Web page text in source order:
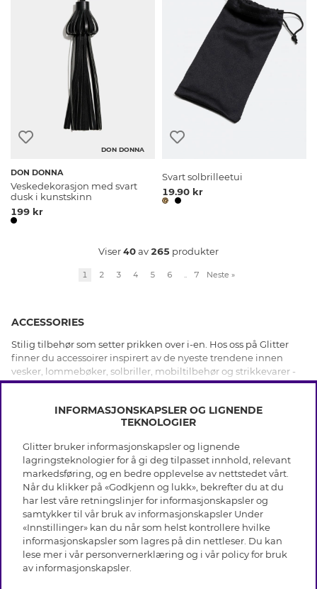
DON DONNA
DON DONNA
Veskedekorasjon med svart
dusk i kunstskinn
199 kr
Svart solbrilleetui
19.90 kr
Viser40av265 produkter
1 2 3 4 5 6 .. 7 Neste »
ACCESSORIES
Stilig tilbehør som setter prikken over i-en. Hos oss på Glitter
finner du accessoirer inspirert av de nyeste trendene innen
vesker, lommebøker, solbriller, mobiltilbehør og strikkevarer -
avhengig av sesongen. Under accessories finner du også våre
INFO
Vilkår
Personvern
Cookies
Medlemsvilkår
Jobb hos Glitter
Tilbakekalling
Gavekort saldo
OM GLITTER
Black Friday
Våre butikker
Varemerker
Selskapets historie
HJELP
Vanlige spørsmål
Kundeservice
INFORMASJONSKAPSLER OG LIGNENDE
TEKNOLOGIER
Glitter bruker informasjonskapsler og lignende
lagringsteknologier for å gi deg tilpasset innhold, relevant
markedsføring, og en bedre opplevelse av nettstedet vårt.
Når du klikker på «Godkjenn og lukk», bekrefter du at du
har lest våre retningslinjer for informasjonskapsler og
samtykker til vår bruk av informasjonskapsler Under
«Innstillinger» kan du når som helst kontrollere hvilke
informasjonskapsler som lagres på din nettleser. Du kan
lese mer i vår personvernerklæring og i vår policy for bruk
av informasjonskapsler